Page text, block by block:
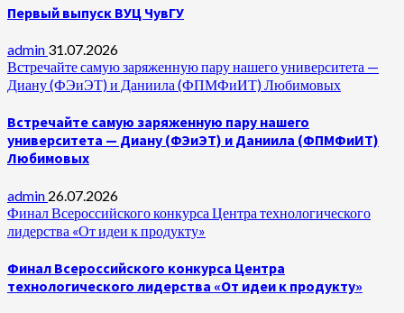
Первый выпуск ВУЦ ЧувГУ
admin 31.07.2026
Встречайте самую заряженную пару нашего университета —
Диану (ФЭиЭТ) и Даниила (ФПМФиИТ) Любимовых
Встречайте самую заряженную пару нашего
университета — Диану (ФЭиЭТ) и Даниила (ФПМФиИТ)
Любимовых
admin 26.07.2026
Финал Всероссийского конкурса Центра технологического
лидерства «От идеи к продукту»
Финал Всероссийского конкурса Центра
технологического лидерства «От идеи к продукту»